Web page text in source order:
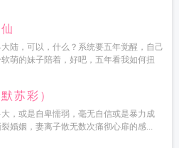
陆，可以，什么？系统要五年觉醒，自己
萌的妹子陪着，好吧，五年看我如何扭
苏彩）
，或是自卑懦弱，毫无自信或是暴力成
婚姻，妻离子散无数次痛彻心扉的感...